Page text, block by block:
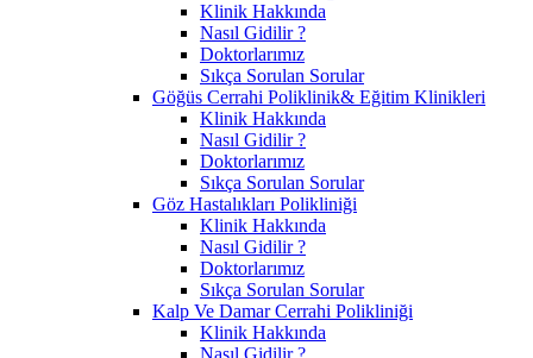
Klinik Hakkında
Nasıl Gidilir ?
Doktorlarımız
Sıkça Sorulan Sorular
Göğüs Cerrahi Poliklinik& Eğitim Klinikleri
Klinik Hakkında
Nasıl Gidilir ?
Doktorlarımız
Sıkça Sorulan Sorular
Göz Hastalıkları Polikliniği
Klinik Hakkında
Nasıl Gidilir ?
Doktorlarımız
Sıkça Sorulan Sorular
Kalp Ve Damar Cerrahi Polikliniği
Klinik Hakkında
Nasıl Gidilir ?